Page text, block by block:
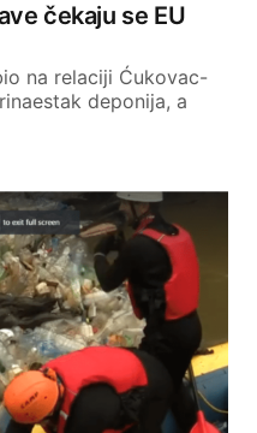
čekaju se EU
na relaciji Ćukovac-
deponija, a